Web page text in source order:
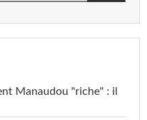
Manaudou "riche" : il